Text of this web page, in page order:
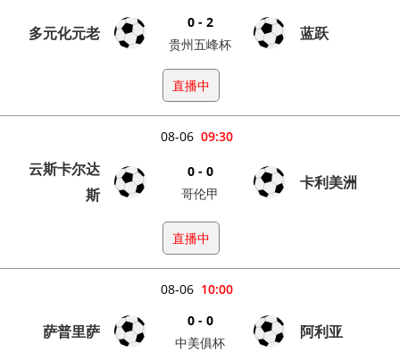
多元化元老
0 - 2
贵州五峰杯
蓝跃
直播中
09:30
08-06
云斯卡尔达
斯
0 - 0
哥伦甲
卡利美洲
直播中
10:00
08-06
萨普里萨
0 - 0
中美俱杯
阿利亚